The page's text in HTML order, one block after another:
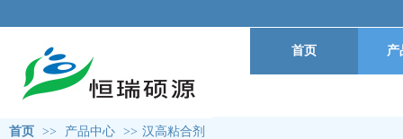
首页 产
首页 >> 产品中心 >> 汉高粘合剂